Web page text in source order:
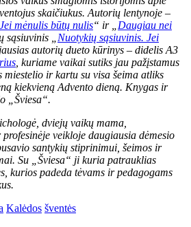
skaičiukus. Autorių lentynoje –
Jei mėnulis būtų nulis“ ir „ Daugiau nei
sąsiuvinis „ Nuotykių sąsiuvinis. Jei
autorių dueto kūrinys – didelis A3
, kuriame vaikai sutiks jau pažįstamus
miestelio ir kartu su visa šeima atliks
kiekvieną Advento dieną. Knygas ir
„Šviesa“.
dviejų vaikų mama,
veikloje daugiausia dėmesio
santykių stiprinimui, šeimos ir
Su „Šviesa“ ji kuria patrauklias
kurios padeda tėvams ir pedagogams
Kalėdos šventės